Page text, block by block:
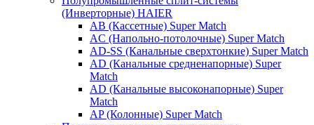
(Инверторные) HAIER
AB (Кассетные) Super Match
AC (Напольно-потолочные) Super Match
AD-SS (Канальные сверхтонкие) Super Match
AD (Канальные средненапорные) Super
Match
AD (Канальные высоконапорные) Super
Match
AP (Колонные) Super Match